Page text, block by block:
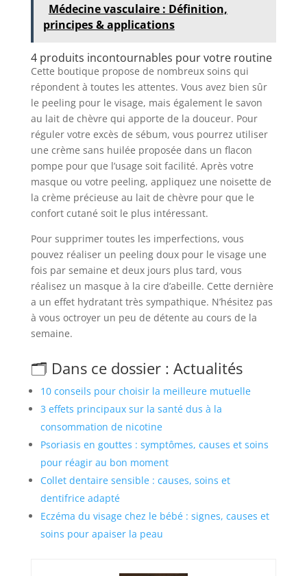
Médecine vasculaire : Définition,
principes & applications
4 produits incontournables pour votre routine
Cette boutique propose de nombreux soins qui
répondent à toutes les attentes. Vous avez bien sûr
le peeling pour le visage, mais également le savon
au lait de chèvre qui apporte de la douceur. Pour
réguler votre excès de sébum, vous pourrez utiliser
une crème sans huilée proposée dans un flacon
pompe pour que l’usage soit facilité. Après votre
masque ou votre peeling, appliquez une noisette de
la crème précieuse au lait de chèvre pour que le
confort cutané soit le plus intéressant.
Pour supprimer toutes les imperfections, vous
pouvez réaliser un peeling doux pour le visage une
fois par semaine et deux jours plus tard, vous
réalisez un masque à la cire d’abeille. Cette dernière
a un effet hydratant très sympathique. N’hésitez pas
à vous octroyer un peu de détente au cours de la
semaine.
🗂️ Dans ce dossier : Actualités
10 conseils pour choisir la meilleure mutuelle
3 effets principaux sur la santé dus à la
consommation de nicotine
Psoriasis en gouttes : symptômes, causes et soins
pour réagir au bon moment
Collet dentaire sensible : causes, soins et
dentifrice adapté
Eczéma du visage chez le bébé : signes, causes et
soins pour apaiser la peau